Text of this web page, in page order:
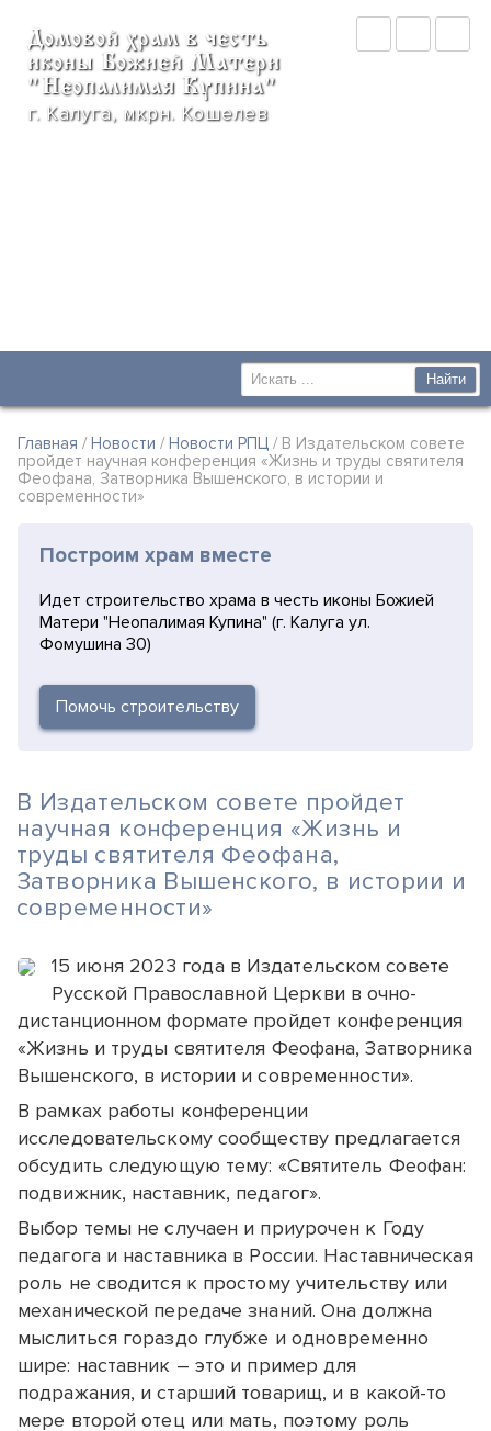
Домовой храм в честь
иконы Божией Матери
"Неопалимая Купина"
г. Калуга, мкрн. Кошелев
Главная /Новости /Новости РПЦ / В Издательском совете
пройдет научная конференция «Жизнь и труды святителя
Феофана, Затворника Вышенского, в истории и
современности»
Построим храм вместе
Идет строительство храма в честь иконы Божией
Матери "Неопалимая Купина" (г. Калуга ул.
Фомушина 30)
Помочь строительству
В Издательском совете пройдет
научная конференция «Жизнь и
труды святителя Феофана,
Затворника Вышенского, в истории и
современности»
15 июня 2023 года в Издательском совете
Русской Православной Церкви в очно-
дистанционном формате пройдет конференция
«Жизнь и труды святителя Феофана, Затворника
Вышенского, в истории и современности».
В рамках работы конференции
исследовательскому сообществу предлагается
обсудить следующую тему: «Святитель Феофан:
подвижник, наставник, педагог».
Выбор темы не случаен и приурочен к Году
педагога и наставника в России. Наставническая
роль не сводится к простому учительству или
механической передаче знаний. Она должна
мыслиться гораздо глубже и одновременно
шире: наставник – это и пример для
подражания, и старший товарищ, и в какой-то
мере второй отец или мать, поэтому роль